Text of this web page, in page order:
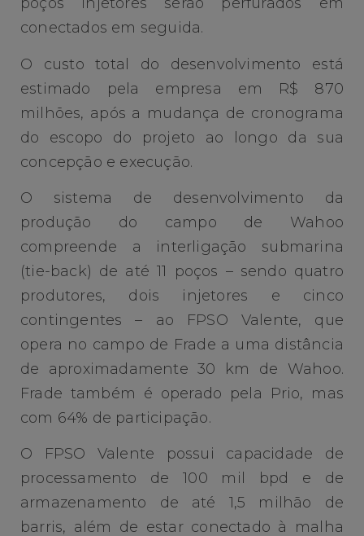
conectados em seguida.
O custo total do desenvolvimento está
estimado pela empresa em R$ 870
milhões, após a mudança de cronograma
do escopo do projeto ao longo da sua
concepção e execução.
O sistema de desenvolvimento da
produção do campo de Wahoo
compreende a interligação submarina
(tie-back) de até 11 poços – sendo quatro
produtores, dois injetores e cinco
contingentes – ao FPSO Valente, que
opera no campo de Frade a uma distância
de aproximadamente 30 km de Wahoo.
Frade também é operado pela Prio, mas
com 64% de participação.
O FPSO Valente possui capacidade de
processamento de 100 mil bpd e de
armazenamento de até 1,5 milhão de
barris, além de estar conectado à malha